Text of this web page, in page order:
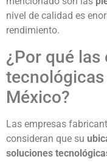
nivel de calidad es
rendimiento.
¿Por qué las
México?
Las empresas
consideran que su
soluciones